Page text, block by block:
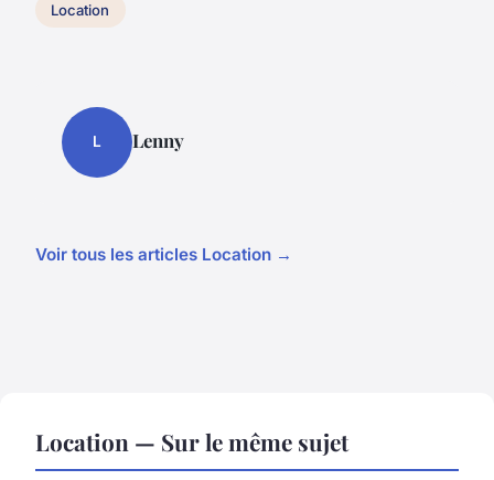
Location
L Lenny
Voir tous les articles Location →
Location — Sur le même sujet